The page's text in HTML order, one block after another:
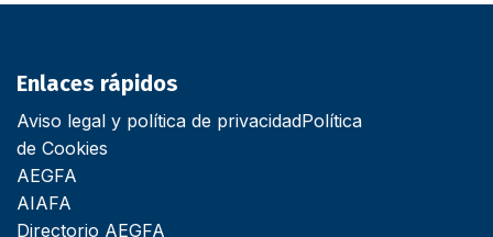
Enlaces rápidos
Aviso legal y política de privacidadPolítica
de Cookies
AEGFA
AIAFA
Directorio AEGFA